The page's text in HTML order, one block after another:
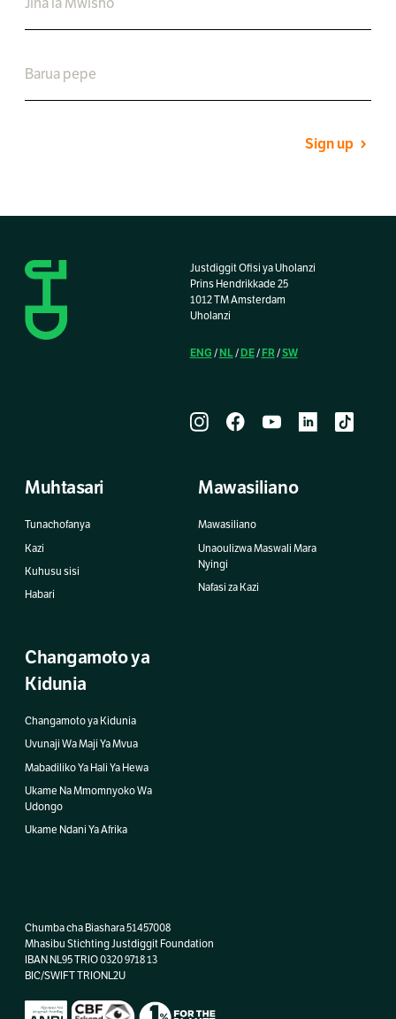
Sign up
Justdiggit Ofisi ya Uholanzi
Prins Hendrikkade 25
1012 TM Amsterdam
Uholanzi
ENG / NL/ DE/ FR/SW
Muhtasari
Tunachofanya
Kazi
Kuhusu sisi
Habari
Mawasiliano
Mawasiliano
Unaoulizwa Maswali Mara
Nyingi
Nafasi za Kazi
Changamoto ya
Kidunia
Changamoto ya Kidunia
Uvunaji Wa Maji Ya Mvua
Mabadiliko Ya Hali Ya Hewa
Ukame Na Mmomnyoko Wa
Udongo
Ukame Ndani Ya Afrika
Chumba cha Biashara 51457008
Mhasibu Stichting Justdiggit Foundation
IBAN NL95 TRIO 0320 9718 13
BIC/SWIFT TRIONL2U